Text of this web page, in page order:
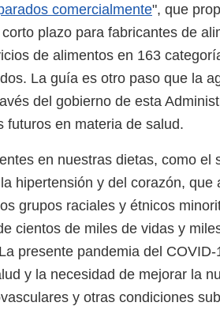
comercialmente", que
plazo para fabricantes de
de alimentos en 163
La guía es otro paso que la
del gobierno de esta
futuros en materia de salud.
en nuestras dietas, como el
hipertensión y del corazón, que
grupos raciales y étnicos
cientos de miles de vidas y
presente pandemia del
y la necesidad de mejorar la
y otras condiciones